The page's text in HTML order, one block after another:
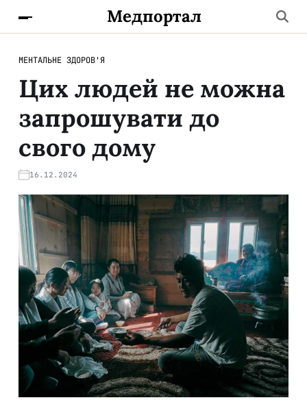
Медпортал
МЕНТАЛЬНЕ ЗДОРОВ'Я
Цих людей не можна
запрошувати до
свого дому
16.12.2024